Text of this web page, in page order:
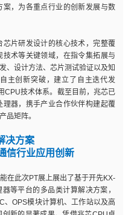
，为各重点行业的创新发展与数
片研发设计的核心技术，完整覆
术等关键领域，在指令集拓展与
、设计方法、芯片测试验证以及知
主创新突破，建立了自主迭代发
CPU技术体系。截至目前，兆芯已
器，携手产业合作伙伴构建起覆
品矩阵。
决方案
信行业应用创新
在此次PT展上展出了基于开先KX-
等平台的多品类计算解决方案，
、OPS模块计算机、工作站以及高